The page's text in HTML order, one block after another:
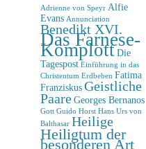
Adrienne von Speyr Alfie
Evans Annunciation
Benedikt XVI.
Das Farnese-
Komplott Die
Tagespost Einführung in das
Christentum Erdbeben Fatima
Franziskus Geistliche
Paare Georges Bernanos
Gott Guido Horst Hans Urs von
Balthasar Heilige
Heiligtum der
besonderen Art